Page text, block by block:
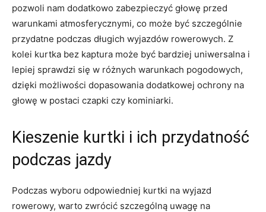
pozwoli nam dodatkowo zabezpieczyć głowę przed
warunkami atmosferycznymi, co może‌ być szczególnie
⁣przydatne podczas długich​ wyjazdów rowerowych. Z⁣
kolei kurtka bez kaptura może być bardziej uniwersalna⁤ i
lepiej ​sprawdzi się w ⁣różnych warunkach pogodowych,
dzięki możliwości​ dopasowania​ dodatkowej ochrony‍ na
głowę w postaci czapki czy kominiarki.
Kieszenie kurtki i ich przydatność
podczas jazdy
Podczas wyboru odpowiedniej‍ kurtki na wyjazd
rowerowy, warto zwrócić szczególną uwagę na